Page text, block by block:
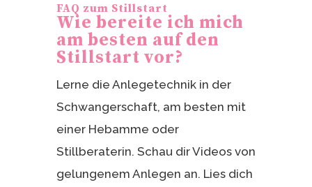
FAQ zum Stillstart
Wie bereite ich mich
am besten auf den
Stillstart vor?
Lerne die Anlegetechnik in der
Schwangerschaft, am besten mit
einer Hebamme oder
Stillberaterin. Schau dir Videos von
gelungenem Anlegen an. Lies dich